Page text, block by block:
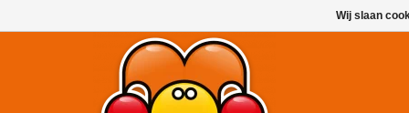
Wij slaan